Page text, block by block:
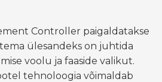
Controller paigaldatakse
ülesandeks on juhtida
voolu ja faaside valikut.
tehnoloogia võimaldab